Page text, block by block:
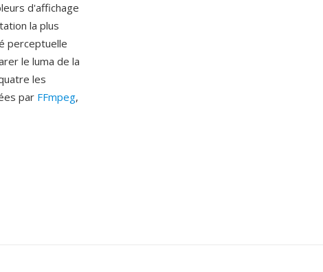
d'affichage
la plus
perceptuelle
le luma de la
les
par FFmpeg,